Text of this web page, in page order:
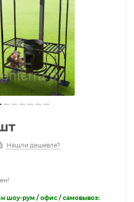
Нашли дешевле?
шоу-рум / офис / самовывоз: